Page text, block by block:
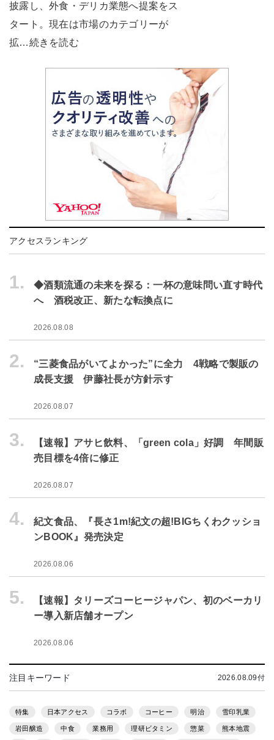
披露し、外食・デリカ業態へ提案をス
タート。現在は市場のカテゴリーが
拡…続きを読む
アクセスランキング
1.
◆酒類流通の未来を探る：一杯の意味問い直す時代
へ 酒税改正、新たな転換点に
2026.08.08
2.
“三菱食品がいてよかった”に全力 4戦略で製販の
成長支援 伊藤社長が方針示す
2026.08.07
3.
【速報】アサヒ飲料、「green cola」好調 年間販
売目標を4倍に修正
2026.08.07
4.
紀文食品、『長さ1m!紀文の超!BIGちくわクッショ
ンBOOK』発売決定
2026.08.06
5.
【速報】タリーズコーヒージャパン、初のベーカリ
ー導入新店舗オープン
2026.08.06
注目キーワード 2026.08.09付
特集 日本アクセス コラボ コーヒー 明治 雪印乳業
岩田醸造 中食 業務用 理研ビタミン 惣菜 熊本地震